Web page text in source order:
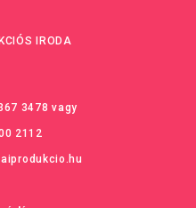
IRODA
3478 vagy
2112